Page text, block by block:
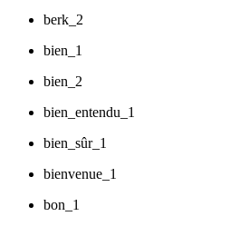
berk_2
bien_1
bien_2
bien_entendu_1
bien_sûr_1
bienvenue_1
bon_1